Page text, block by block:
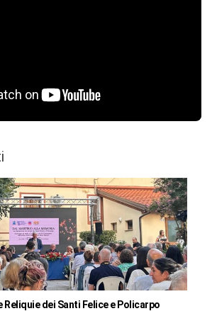
Reliquie dei Santi Felice e Policarpo